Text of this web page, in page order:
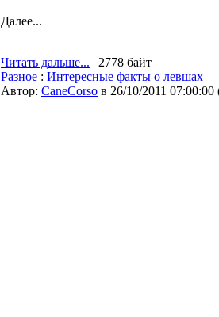
Далее...
Читать дальше... | 2778 байт
Разное : Интересные факты о левшах
Автор: CaneCorso в 26/10/2011 07:00:00